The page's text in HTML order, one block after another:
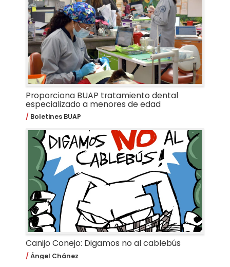
Proporciona BUAP tratamiento dental
especializado a menores de edad
Boletines BUAP
Canijo Conejo: Digamos no al cablebús
Ángel Chánez